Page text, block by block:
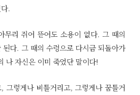
.
무리 쥐어 뜯어도 소용이 없다. 그 때의
된다. 그 때의 수렁으로 다시금 되돌아가
나 자신은 이미 죽었단 말이다!
그렇게나 비틀거리고, 그렇게나 꿈틀거